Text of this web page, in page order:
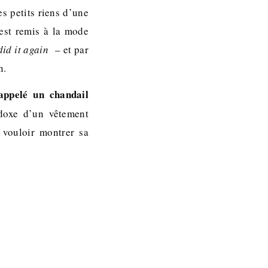
petits riens d’une
remis à la mode
it again – et par
un chandail
d’un vêtement
montrer sa